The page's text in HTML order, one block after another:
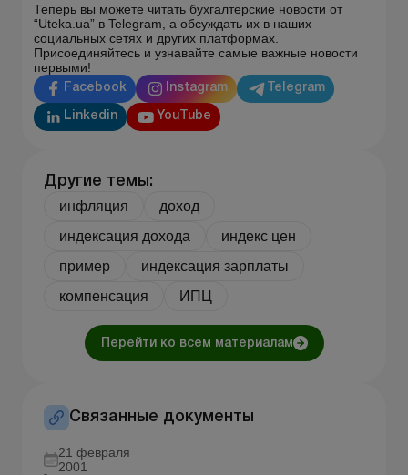
Теперь вы можете читать бухгалтерские новости от
“Uteka.ua” в Telegram, а обсуждать их в наших
социальных сетях и других платформах.
Присоединяйтесь и узнавайте самые важные новости
первыми!
Facebook Instagram Telegram
Linkedin YouTube
Другие темы:
инфляция
доход
индексация дохода
индекс цен
пример
индексация зарплаты
компенсация
ИПЦ
Перейти ко всем материалам
Связанные документы
21 февраля
2001